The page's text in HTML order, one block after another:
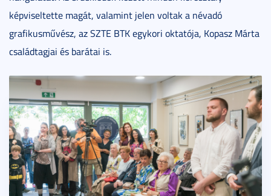
képviseltette magát, valamint jelen voltak a névadó
grafikusművész, az SZTE BTK egykori oktatója, Kopasz Márta
családtagjai és barátai is.